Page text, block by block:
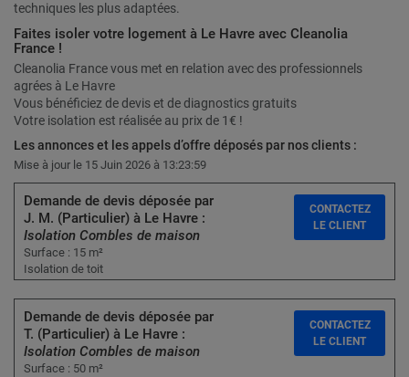
techniques les plus adaptées.
Faites isoler votre logement à Le Havre avec Cleanolia
France !
Cleanolia France vous met en relation avec des professionnels
agrées à Le Havre
Vous bénéficiez de devis et de diagnostics gratuits
Votre isolation est réalisée au prix de 1€ !
Les annonces et les appels d’offre déposés par nos clients :
Mise à jour le 15 Juin 2026 à 13:23:59
Demande de devis déposée par
J. M. (Particulier) à Le Havre :
Isolation Combles de maison
Surface : 15 m²
Isolation de toit
CONTACTEZ
LE CLIENT
Demande de devis déposée par
T. (Particulier) à Le Havre :
Isolation Combles de maison
Surface : 50 m²
CONTACTEZ
LE CLIENT